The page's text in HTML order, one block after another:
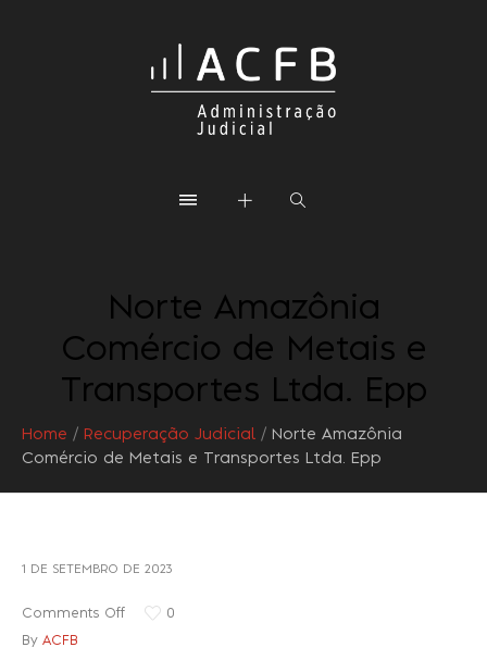
Norte Amazônia
Comércio de Metais e
Transportes Ltda. Epp
Home / Recuperação Judicial / Norte Amazônia
Comércio de Metais e Transportes Ltda. Epp
1 DE SETEMBRO DE 2023
Comments Off 0
By ACFB